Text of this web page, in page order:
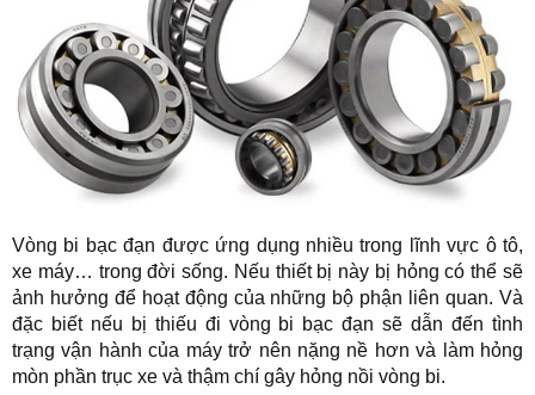
Vòng bi bạc đạn được ứng dụng nhiều trong lĩnh vực ô tô,
xe máy… trong đời sống. Nếu thiết bị này bị hỏng có thể sẽ
ảnh hưởng để hoạt động của những bộ phận liên quan. Và
đặc biết nếu bị thiếu đi vòng bi bạc đạn sẽ dẫn đến tình
trạng vận hành của máy trở nên nặng nề hơn và làm hỏng
mòn phần trục xe và thậm chí gây hỏng nồi vòng bi.